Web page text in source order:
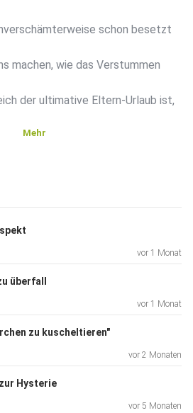
schon besetzt
machen, wie das Verstummen
der ultimative Eltern-Urlaub ist,
episode/urn:ard:episode:19a
Mehr
vor 1 Monat
überfall
vor 1 Monat
zu kuscheltieren"
vor 2 Monaten
Hysterie
vor 5 Monaten